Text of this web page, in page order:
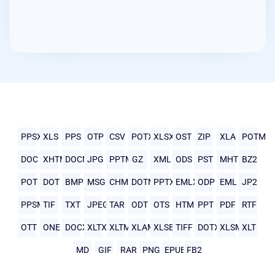
PPSX XLS PPS OTP CSV POTXXLSX OST ZIP XLA POTM
DOC XHTMLDOCMJPG PPTMGZ XML ODS PST MHTMLBZ2
POT DOT BMP MSG CHM DOTMPPTX EMLXODP EML JP2
PPSMTIF TXT JPEG TAR ODT OTS HTMLPPT PDF RTF
OTT ONE DOCXXLTX XLTM XLAMXLSB TIFF DOTX XLSMXLT
MD GIF RAR PNG EPUB FB2